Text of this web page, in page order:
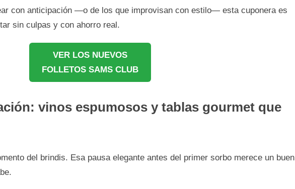
con anticipación —o de los que improvisan con estilo— esta cuponera es
sin culpas y con ahorro real.
VER LOS NUEVOS
FOLLETOS SAMS CLUB
vinos espumosos y tablas gourmet que
del brindis. Esa pausa elegante antes del primer sorbo merece un buen